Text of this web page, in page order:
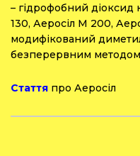
– гідрофобний
130, Аеросіл М 200,
модифікований
безперервним
Стаття про Аеросіл